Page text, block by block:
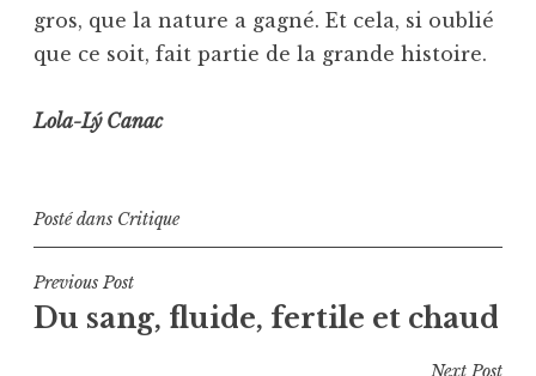
gros, que la nature a gagné. Et cela, si oublié
que ce soit, fait partie de la grande histoire.
Lola-Lý Canac
Posté dans Critique
Navigation
de
Previous Post
Du sang, fluide, fertile et chaud
Next Post